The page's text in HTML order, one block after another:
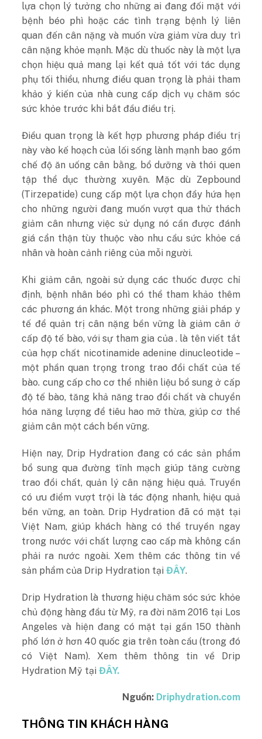
lựa chọn lý tưởng cho những ai đang đối mặt với
bệnh béo phì hoặc các tình trạng bệnh lý liên
quan đến cân nặng và muốn vừa giảm vừa duy trì
cân nặng khỏe mạnh. Mặc dù thuốc này là một lựa
chọn hiệu quả mang lại kết quả tốt với tác dụng
phụ tối thiểu, nhưng điều quan trọng là phải tham
khảo ý kiến ​​của nhà cung cấp dịch vụ chăm sóc
sức khỏe trước khi bắt đầu điều trị.
Điều quan trọng là kết hợp phương pháp điều trị
này vào kế hoạch của lối sống lành mạnh bao gồm
chế độ ăn uống cân bằng, bổ dưỡng và thói quen
tập thể dục thường xuyên. Mặc dù Zepbound
(Tirzepatide) cung cấp một lựa chọn đầy hứa hẹn
cho những người đang muốn vượt qua thử thách
giảm cân nhưng việc sử dụng nó cần được đánh
giá cẩn thận tùy thuộc vào nhu cầu sức khỏe cá
nhân và hoàn cảnh riêng của mỗi người.
Khi giảm cân, ngoài sử dụng các thuốc được chỉ
định, bệnh nhân béo phì có thể tham khảo thêm
các phương án khác. Một trong những giải pháp y
tế để quản trị cân nặng bền vững là giảm cân ở
cấp độ tế bào, với sự tham gia của . là tên viết tắt
của hợp chất nicotinamide adenine dinucleotide –
một phần quan trọng trong trao đổi chất của tế
bào. cung cấp cho cơ thể nhiên liệu bổ sung ở cấp
độ tế bào, tăng khả năng trao đổi chất và chuyển
hóa năng lượng để tiêu hao mỡ thừa, giúp cơ thể
giảm cân một cách bền vững.
Hiện nay, Drip Hydration đang có các sản phẩm
bổ sung qua đường tĩnh mạch giúp tăng cường
trao đổi chất, quản lý cân nặng hiệu quả. Truyền
có ưu điểm vượt trội là tác động nhanh, hiệu quả
bền vững, an toàn. Drip Hydration đã có mặt tại
Việt Nam, giúp khách hàng có thể truyền ngay
trong nước với chất lượng cao cấp mà không cần
phải ra nước ngoài. Xem thêm các thông tin về
sản phẩm của Drip Hydration tạiĐÂY.
Drip Hydration là thương hiệu chăm sóc sức khỏe
chủ động hàng đầu từ Mỹ, ra đời năm 2016 tại Los
Angeles và hiện đang có mặt tại gần 150 thành
phố lớn ở hơn 40 quốc gia trên toàn cầu (trong đó
có Việt Nam). Xem thêm thông tin về Drip
Hydration Mỹ tạiĐÂY.
Nguồn: Driphydration.com
THÔNG TIN KHÁCH HÀNG